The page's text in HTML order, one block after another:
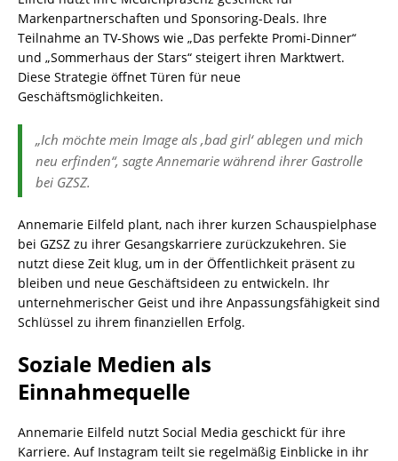
Markenpartnerschaften und Sponsoring-Deals. Ihre
Teilnahme an TV-Shows wie „Das perfekte Promi-Dinner“
und „Sommerhaus der Stars“ steigert ihren Marktwert.
Diese Strategie öffnet Türen für neue
Geschäftsmöglichkeiten.
„Ich möchte mein Image als ‚bad girl‘ ablegen und mich
neu erfinden“, sagte Annemarie während ihrer Gastrolle
bei GZSZ.
Annemarie Eilfeld plant, nach ihrer kurzen Schauspielphase
bei GZSZ zu ihrer Gesangskarriere zurückzukehren. Sie
nutzt diese Zeit klug, um in der Öffentlichkeit präsent zu
bleiben und neue Geschäftsideen zu entwickeln. Ihr
unternehmerischer Geist und ihre Anpassungsfähigkeit sind
Schlüssel zu ihrem finanziellen Erfolg.
Soziale Medien als
Einnahmequelle
Annemarie Eilfeld nutzt Social Media geschickt für ihre
Karriere. Auf Instagram teilt sie regelmäßig Einblicke in ihr